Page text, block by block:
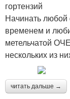
гортензий
Начинать любой
временем и
метельчатой
нескольких из
читать дальше →